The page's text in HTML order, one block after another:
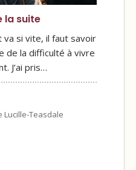
la suite
va si vite, il faut savoir
de la difficulté à vivre
J’ai pris…
Lucille-Teasdale